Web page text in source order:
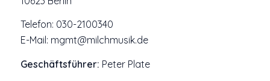
Telefon: 030-2100340
E-Mail: mgmt@milchmusik.de
Geschäftsführer: Peter Plate